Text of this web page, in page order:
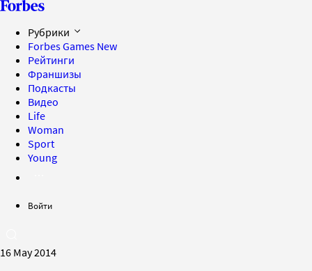
Рубрики
Forbes Games New
Рейтинги
Франшизы
Подкасты
Видео
Life
Woman
Sport
Young
Войти
16 May 2014